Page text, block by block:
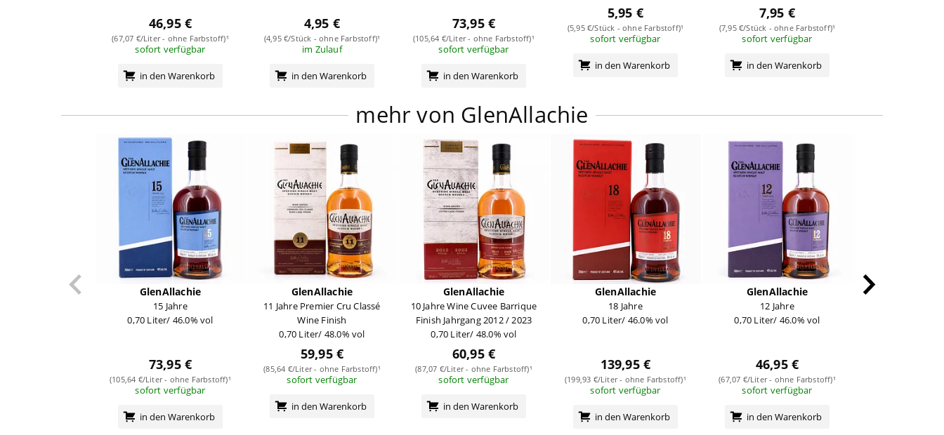
46,95 €
(67,07 €/Liter - ohne Farbstoff)¹
sofort verfügbar
in den Warenkorb
4,95 €
(4,95 €/Stück - ohne Farbstoff)¹
im Zulauf
in den Warenkorb
73,95 €
(105,64 €/Liter - ohne Farbstoff)¹
sofort verfügbar
in den Warenkorb
5,95 €
(5,95 €/Stück - ohne Farbstoff)¹
sofort verfügbar
in den Warenkorb
7,95 €
(7,95 €/Stück - ohne Farbstoff)¹
sofort verfügbar
in den Warenkorb
mehr von GlenAllachie
GlenAllachie
15 Jahre
0,70 Liter/ 46.0% vol
73,95 €
(105,64 €/Liter - ohne Farbstoff)¹
sofort verfügbar
in den Warenkorb
GlenAllachie
11 Jahre Premier Cru Classé
Wine Finish
0,70 Liter/ 48.0% vol
59,95 €
(85,64 €/Liter - ohne Farbstoff)¹
sofort verfügbar
in den Warenkorb
GlenAllachie
10 Jahre Wine Cuvee Barrique
Finish Jahrgang 2012 / 2023
0,70 Liter/ 48.0% vol
60,95 €
(87,07 €/Liter - ohne Farbstoff)¹
sofort verfügbar
in den Warenkorb
GlenAllachie
18 Jahre
0,70 Liter/ 46.0% vol
139,95 €
(199,93 €/Liter - ohne Farbstoff)¹
sofort verfügbar
in den Warenkorb
GlenAllachie
12 Jahre
0,70 Liter/ 46.0% vol
46,95 €
(67,07 €/Liter - ohne Farbstoff)¹
sofort verfügbar
in den Warenkorb